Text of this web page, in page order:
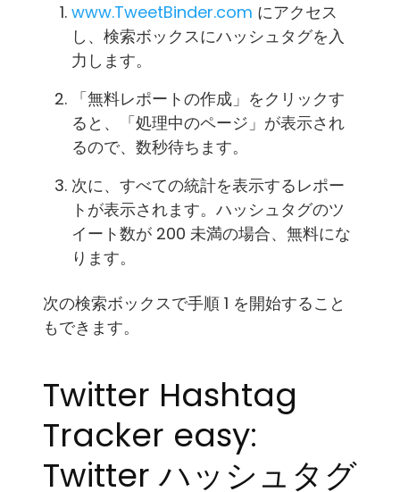
www.TweetBinder.com にアクセス
し、検索ボックスにハッシュタグを入
力します。
「無料レポートの作成」をクリックす
ると、「処理中のページ」が表示され
るので、数秒待ちます。
次に、すべての統計を表示するレポー
トが表示されます。ハッシュタグのツ
イート数が 200 未満の場合、無料にな
ります。
次の検索ボックスで手順 1 を開始すること
もできます。
Twitter Hashtag
Tracker easy:
Twitter ハッシュタグ